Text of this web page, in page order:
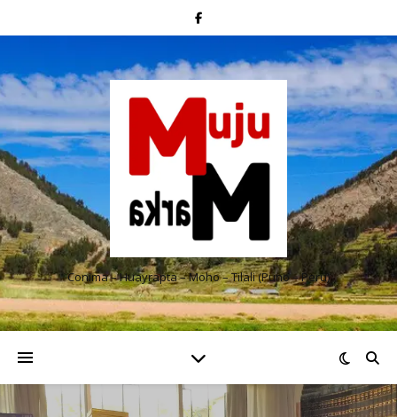
Conima – Huayrapta – Moho – Tilali (Puno – Perú)